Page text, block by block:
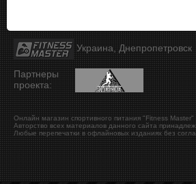
Украина, Днепропетровск
Партнеры
проекта:
Онлайн магазин спортивного питания "Fitness Master"
Авторство всех материалов данного сайта
Любые перепечатки в офлайновых изданиях без